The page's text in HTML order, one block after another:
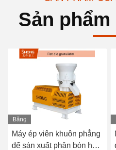
Sản
Băng
hình
Máy ép viên khuôn phẳng
để sản xuất phân bón hữu